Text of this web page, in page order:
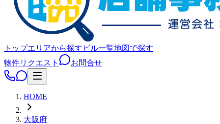
トップエリアから探す ビル一覧地図で探す
物件リクエスト
お問合せ
HOME
大阪府